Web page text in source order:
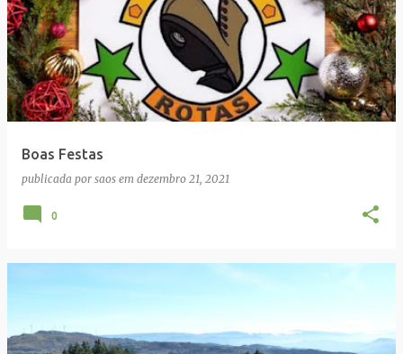
Boas Festas
publicada por saos em dezembro 21, 2021
0